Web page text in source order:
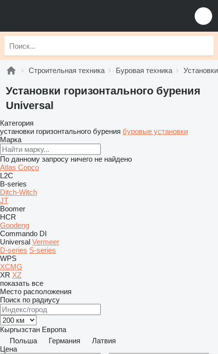
Строительная техника Буровая техника
Установки горизонтального бурения
Universal
Категория
установки горизонтального бурения буровые установки
Марка
По данному запросу ничего не найдено
Atlas Copco
L2C
B-series
Ditch-Witch
JT
Boomer
HCR
Goodeng
Commando DI
Universal Vermeer
D-series S-series
WPS
XCMG
XR XZ
показать все
Место расположения
Поиск по радиусу
Кыргызстан Европа
Польша
Германия
Латвия
Цена